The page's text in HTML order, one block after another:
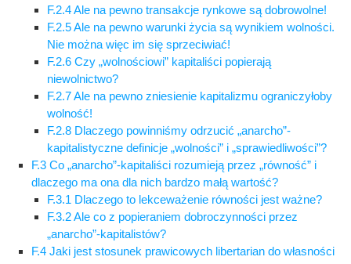
F.2.4 Ale na pewno transakcje rynkowe są dobrowolne!
F.2.5 Ale na pewno warunki życia są wynikiem wolności.
Nie można więc im się sprzeciwiać!
F.2.6 Czy „wolnościowi” kapitaliści popierają
niewolnictwo?
F.2.7 Ale na pewno zniesienie kapitalizmu ograniczyłoby
wolność!
F.2.8 Dlaczego powinniśmy odrzucić „anarcho”-
kapitalistyczne definicje „wolności” i „sprawiedliwości”?
F.3 Co „anarcho”-kapitaliści rozumieją przez „równość” i
dlaczego ma ona dla nich bardzo małą wartość?
F.3.1 Dlaczego to lekceważenie równości jest ważne?
F.3.2 Ale co z popieraniem dobroczynności przez
„anarcho”-kapitalistów?
F.4 Jaki jest stosunek prawicowych libertarian do własności